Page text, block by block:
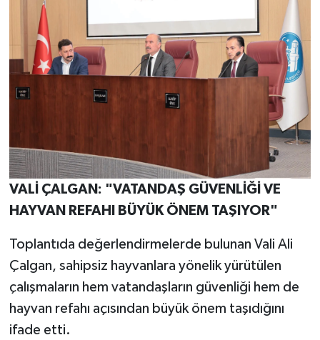
VALİ ÇALGAN: "VATANDAŞ GÜVENLİĞİ VE
HAYVAN REFAHI BÜYÜK ÖNEM TAŞIYOR"
Toplantıda değerlendirmelerde bulunan Vali Ali
Çalgan, sahipsiz hayvanlara yönelik yürütülen
çalışmaların hem vatandaşların güvenliği hem de
hayvan refahı açısından büyük önem taşıdığını
ifade etti.